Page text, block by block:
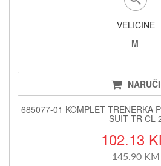
VELIČINE
M
NARUČI
685077-01 KOMPLET TRENERKA
SUIT TR CL
102.13
145.90 KM